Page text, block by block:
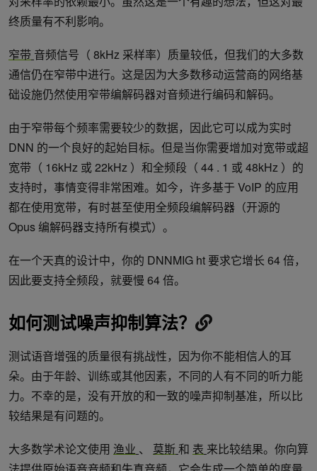
终质量有不利影响。
窄带 音频信号（ 8kHz 采样率）质量较低，但我们的大多数
通信仍在窄带中进行。这是因为大多数移动运营商的网络基
础设施仍然使用窄带编解码器对音频进行编码和解码。
由于窄带每个频率需要较少的数据，因此它可以成为实时
DNN 的一个良好的起始目标。但是当你需要增加对宽带或超
宽带（ 16kHz 或 22kHz ）和全频段（ 44 . 1 或 48kHz ）的
支持时，事情变得非常困难。如今，许多基于 VoIP 的应用
都在使用宽带，有时甚至使用全频段编解码器（开源的
Opus 编解码器支持所有模式）。
在一个天真的设计中，你的 DNNMIG ht 要求它增长 64 倍，
因此要支持全频段，就要慢 64 倍。
如何测试噪声抑制算法？
测试语音增强的质量很有挑战性，因为你不能相信人的耳
朵。由于年龄、训练或其他因素，不同的人有不同的听力能
力。不幸的是，没有开放的和一致的噪声抑制基准，所以比
较结果是有问题的。
大多数学术论文使用 渔业 、 莫斯和 表 来比较结果。你向算